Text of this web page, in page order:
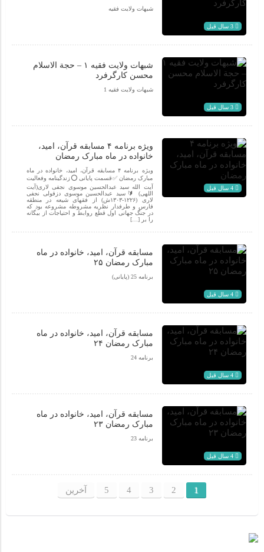
شبهات ولایت فقیه
شبهات ولایت فقیه ۱ – حجة الاسلام
محسن کارگرفرد
شبهات ولایت فقیه 1
ویژه برنامه ۴ مسابقه قرآن، امید،
خانواده در ماه مبارک رمضان
ویژه برنامه ۴ مسابقه قرآن، امید، خانواده در ماه
مبارک رمضان ✅قسمت پایانی ⭕️زندگینامه وفعالیت
آیت الله سید عبدالحسین موسوی نجفی لاری(آیت
اللهی) 🔰سید عبدالحسین موسوی دزفولی نجفی
لاری (۱۲۲۶-۱۳۰۳ش) از فقهای شیعه در منطقه
فارس و طرفدار نظریه مشروطه مشروعه بود که
در جنگ جهانی اول قطع روابط و احتیاجات از بیگانه
را بر […]
مسابقه قرآن، امید، خانواده در ماه
مبارک رمضان ۲۵
برنامه 25 (پایانی)
مسابقه قرآن، امید، خانواده در ماه
مبارک رمضان ۲۴
برنامه 24
مسابقه قرآن، امید، خانواده در ماه
مبارک رمضان ۲۳
برنامه 23
1
2
3
4
5 آخرین